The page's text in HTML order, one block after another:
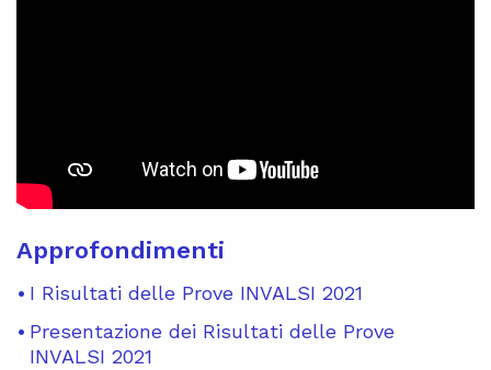
Approfondimenti
I Risultati delle Prove INVALSI 2021
Presentazione dei Risultati delle Prove
INVALSI 2021